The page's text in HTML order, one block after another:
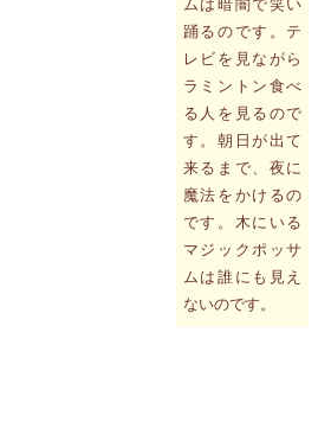
ムは暗闇で笑い
踊るのです。テ
レビを見ながら
ラミントン食べ
る人を見るので
す。朝日が出て
来るまで、夜に
魔法をかけるの
です。木にいる
マジックポッサ
ムは誰にも見え
ないのです。